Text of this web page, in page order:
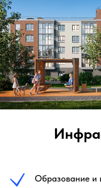
Образование и